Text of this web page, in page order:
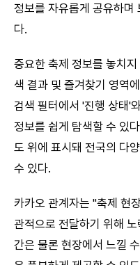
정보를 자유롭게 공유하며
다.
중요한 축제 정보를 놓치
색 결과 및 즐겨찾기 영역
검색 필터에서 '진행 상태'
정보를 쉽게 탐색할 수 있
도 위에 표시돼 전국의 다
수 있다.
카카오 관계자는 "축제 현
관적으로 전달하기 위해
간은 물론 현장에서 느낄